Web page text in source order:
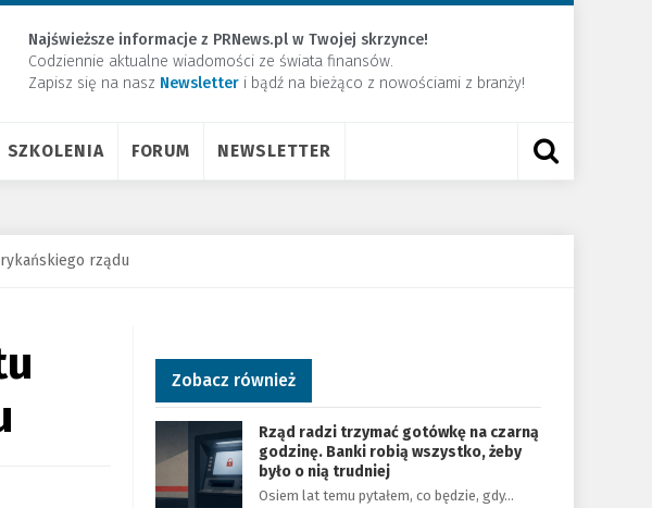
Najświeższe informacje z PRNews.pl w Twojej skrzynce!
Codziennie aktualne wiadomości ze świata finansów.
Zapisz się na nasz Newsletter ​i bądź na bieżąco z nowościami z branży!
SZKOLENIA FORUM NEWSLETTER
rządu
Zobacz również
Rząd radzi trzymać gotówkę na czarną
godzinę. Banki robią wszystko, żeby
było o nią trudniej
Osiem lat temu pytałem, co będzie, gdy…